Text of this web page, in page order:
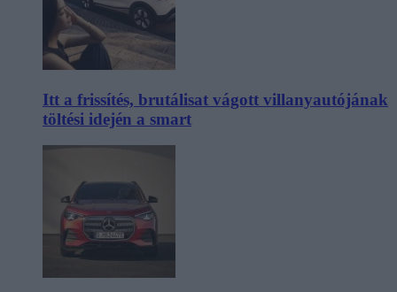
Itt a frissítés, brutálisat vágott villanyautójának
töltési idején a smart